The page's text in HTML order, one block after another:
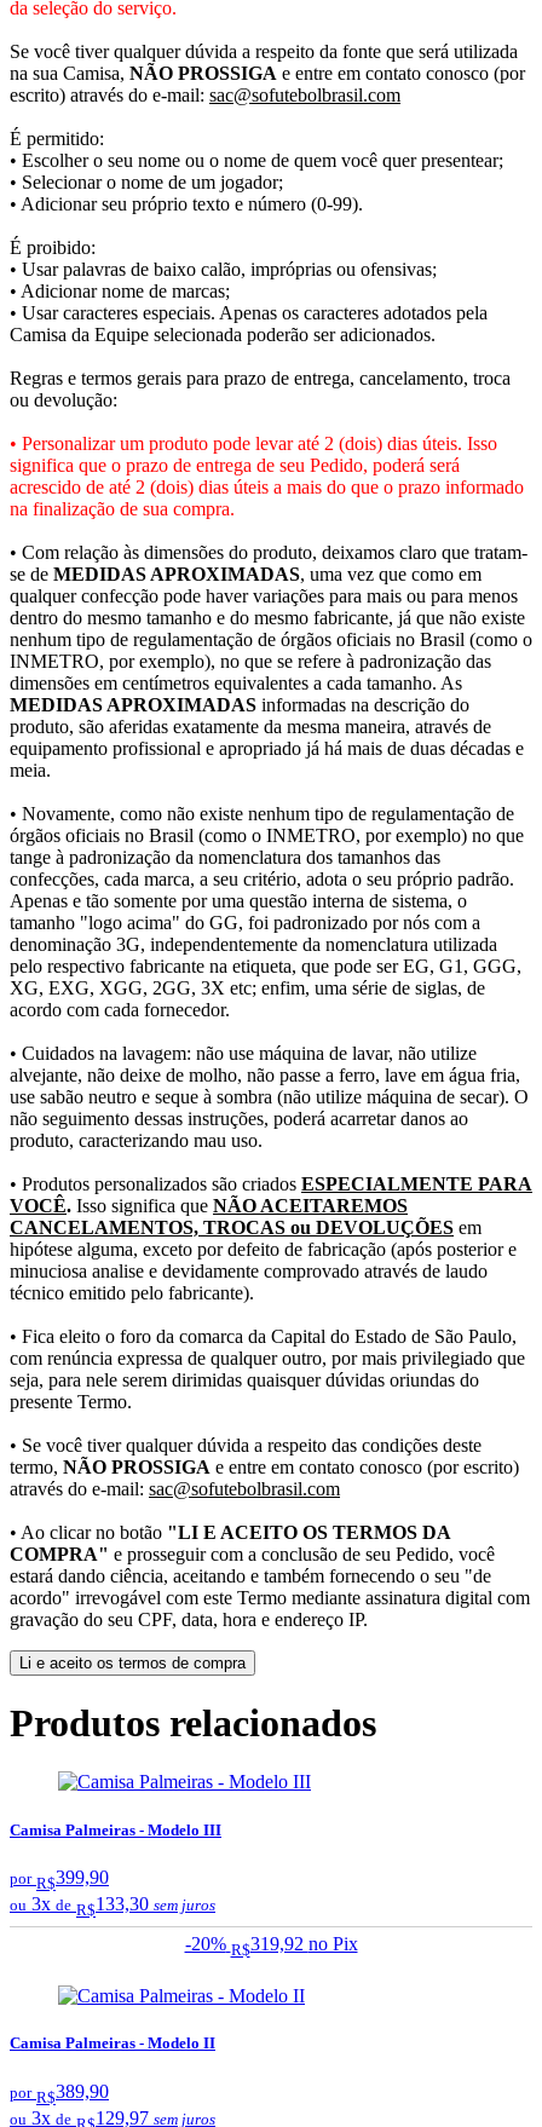
da seleção do serviço.
Se você tiver qualquer dúvida a respeito da fonte que será utilizada
na sua Camisa, NÃO PROSSIGA e entre em contato conosco (por
escrito) através do e-mail: sac@sofutebolbrasil.com
É permitido:
• Escolher o seu nome ou o nome de quem você quer presentear;
• Selecionar o nome de um jogador;
• Adicionar seu próprio texto e número (0-99).
É proibido:
• Usar palavras de baixo calão, impróprias ou ofensivas;
• Adicionar nome de marcas;
• Usar caracteres especiais. Apenas os caracteres adotados pela
Camisa da Equipe selecionada poderão ser adicionados.
Regras e termos gerais para prazo de entrega, cancelamento, troca
ou devolução:
• Personalizar um produto pode levar até 2 (dois) dias úteis. Isso
significa que o prazo de entrega de seu Pedido, poderá será
acrescido de até 2 (dois) dias úteis a mais do que o prazo informado
na finalização de sua compra.
• Com relação às dimensões do produto, deixamos claro que tratam-
se de MEDIDAS APROXIMADAS, uma vez que como em
qualquer confecção pode haver variações para mais ou para menos
dentro do mesmo tamanho e do mesmo fabricante, já que não existe
nenhum tipo de regulamentação de órgãos oficiais no Brasil (como o
INMETRO, por exemplo), no que se refere à padronização das
dimensões em centímetros equivalentes a cada tamanho. As
MEDIDAS APROXIMADAS informadas na descrição do
produto, são aferidas exatamente da mesma maneira, através de
equipamento profissional e apropriado já há mais de duas décadas e
meia.
• Novamente, como não existe nenhum tipo de regulamentação de
órgãos oficiais no Brasil (como o INMETRO, por exemplo) no que
tange à padronização da nomenclatura dos tamanhos das
confecções, cada marca, a seu critério, adota o seu próprio padrão.
Apenas e tão somente por uma questão interna de sistema, o
tamanho "logo acima" do GG, foi padronizado por nós com a
denominação 3G, independentemente da nomenclatura utilizada
pelo respectivo fabricante na etiqueta, que pode ser EG, G1, GGG,
XG, EXG, XGG, 2GG, 3X etc; enfim, uma série de siglas, de
acordo com cada fornecedor.
• Cuidados na lavagem: não use máquina de lavar, não utilize
alvejante, não deixe de molho, não passe a ferro, lave em água fria,
use sabão neutro e seque à sombra (não utilize máquina de secar). O
não seguimento dessas instruções, poderá acarretar danos ao
produto, caracterizando mau uso.
• Produtos personalizados são criados ESPECIALMENTE PARA
VOCÊ. Isso significa que NÃO ACEITAREMOS
CANCELAMENTOS, TROCAS ou DEVOLUÇÕES em
hipótese alguma, exceto por defeito de fabricação (após posterior e
minuciosa analise e devidamente comprovado através de laudo
técnico emitido pelo fabricante).
• Fica eleito o foro da comarca da Capital do Estado de São Paulo,
com renúncia expressa de qualquer outro, por mais privilegiado que
seja, para nele serem dirimidas quaisquer dúvidas oriundas do
presente Termo.
• Se você tiver qualquer dúvida a respeito das condições deste
termo, NÃO PROSSIGA e entre em contato conosco (por escrito)
através do e-mail: sac@sofutebolbrasil.com
• Ao clicar no botão "LI E ACEITO OS TERMOS DA
COMPRA" e prosseguir com a conclusão de seu Pedido, você
estará dando ciência, aceitando e também fornecendo o seu "de
acordo" irrevogável com este Termo mediante assinatura digital com
gravação do seu CPF, data, hora e endereço IP.
Li e aceito os termos de compra
Produtos relacionados
Camisa Palmeiras - Modelo III
por R$399,90
ou 3x de R$133,30 sem juros
-20% R$319,92 no Pix
Camisa Palmeiras - Modelo II
por R$389,90
ou 3x de 129,97 sem juros